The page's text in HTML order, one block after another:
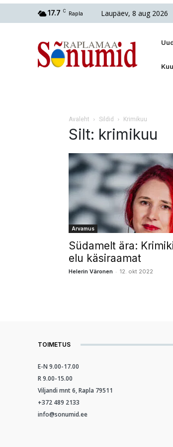
17.7 C Rapla Laupäev, 8 aug 2026
Avaleht Sildid Krimikuu
Silt: krimikuu
Arvamus
Südamelt ära:
elu käsiraamat
Helerin Väronen - 12. okt 2022
TOIMETUS
E-N 9.00-17.00
R 9.00-15.00
Viljandi mnt 6, Rapla 79511
+372 489 2133
info@sonumid.ee